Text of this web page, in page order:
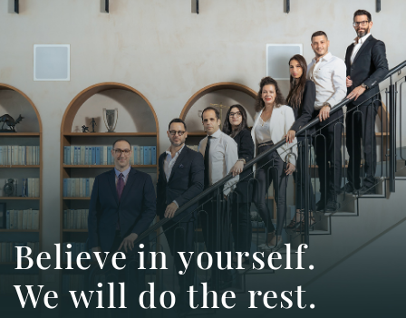
.Believe in yourself
.We will do the rest